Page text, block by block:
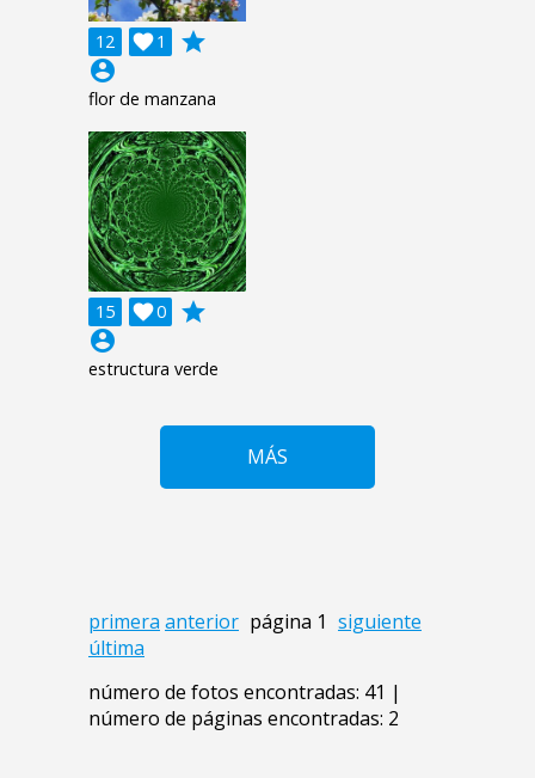
12 1

grade
account_circle
flor de manzana
15 0

grade
account_circle
estructura verde
MÁS
primera anterior página 1 siguiente
última
número de fotos encontradas: 41 |
número de páginas encontradas: 2